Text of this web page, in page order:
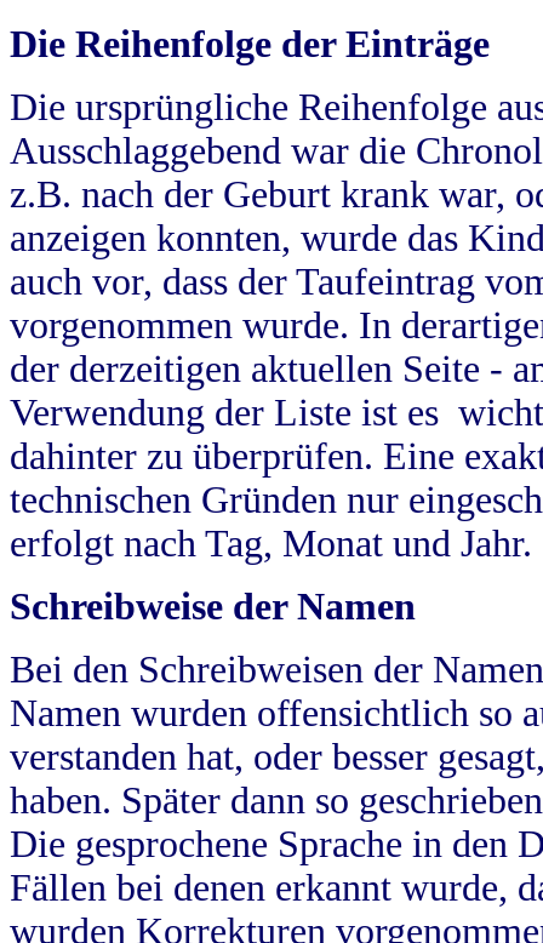
Die Reihenfolge der Einträge
Die ursprüngliche Reihenfolge
Ausschlaggebend war die
z.B. nach der Geburt krank war,
anzeigen konnten, wurde das
auch vor, dass der Taufeintrag
vorgenommen wurde. In
der derzeitigen aktuellen Seite -
Verwendung der Liste ist es
dahinter zu überprüfen. Eine
technischen Gründen nur
erfolgt nach Tag, Monat und Jahr.
Schreibweise der Namen
Bei den Schreibweisen der
Namen wurden offensichtlich so
verstanden hat, oder besser
haben. Später dann so
Die gesprochene Sprache in
Fällen bei denen erkannt wurde,
wurden Korrekturen